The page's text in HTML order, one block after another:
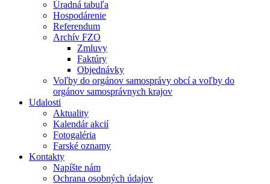
Úradná tabuľa
Hospodárenie
Referendum
Archív FZO
Zmluvy
Faktúry
Objednávky
Voľby do orgánov samosprávy obcí a voľby do
orgánov samosprávnych krajov
Udalosti
Aktuality
Kalendár akcií
Fotogaléria
Farské oznamy
Kontakty
Napíšte nám
Ochrana osobných údajov